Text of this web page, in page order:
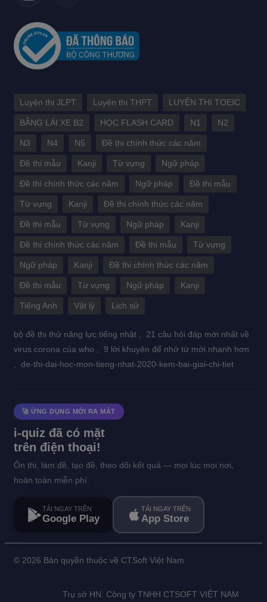
Luyện thi JLPT Luyện thi THPT LUYỆN THI TOEIC
BẰNG LÁI XE B2 HỌC FLASH CARD N1 N2
N3 N4 N5 Đề thi chính thức các năm
Đề thi mẫu Kanji Từ vựng Ngữ pháp
Đề thi chính thức các năm Ngữ pháp Đề thi mẫu
Từ vựng Kanji Đề thi chính thức các năm
Đề thi mẫu Từ vựng Ngữ pháp Kanji
Đề thi chính thức các năm Đề thi mẫu Từ vựng
Ngữ pháp Kanji Đề thi chính thức các năm
Đề thi mẫu Từ vựng Ngữ pháp Kanji
Tiếng Anh Vật lý Lịch sử
bộ đề thi thử năng lực tiếng nhật ,
21 câu hỏi đáp mới nhất về
virus corona của who ,
9 lời khuyên để nhớ từ mới nhanh hơn
de-thi-dai-hoc-mon-tieng-nhat-2020-kem-bai-giai-chi-tiet
🚀 ỨNG DỤNG MỚI RA MẮT
i-quiz đã có mặt
trên điện thoại!
Ôn thi, làm đề, tạo đề, theo dõi kết quả — mọi lúc mọi nơi,
hoàn toàn miễn phí.
TẢI NGAY TRÊN
Google Play
TẢI NGAY TRÊN
App Store
© 2026 Bản quyền thuộc về CTSoft Việt Nam
Trụ sở HN: Công ty TNHH CTSOFT VIỆT NAM